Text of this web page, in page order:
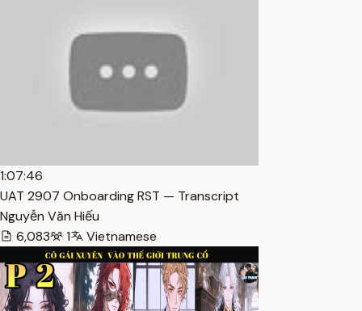
1:07:46
UAT 2907 Onboarding RST — Transcript
Nguyễn Văn Hiếu
6,083
1 Vietnamese